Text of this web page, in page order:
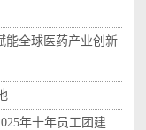
能全球医药产业创新
年十年员工团建